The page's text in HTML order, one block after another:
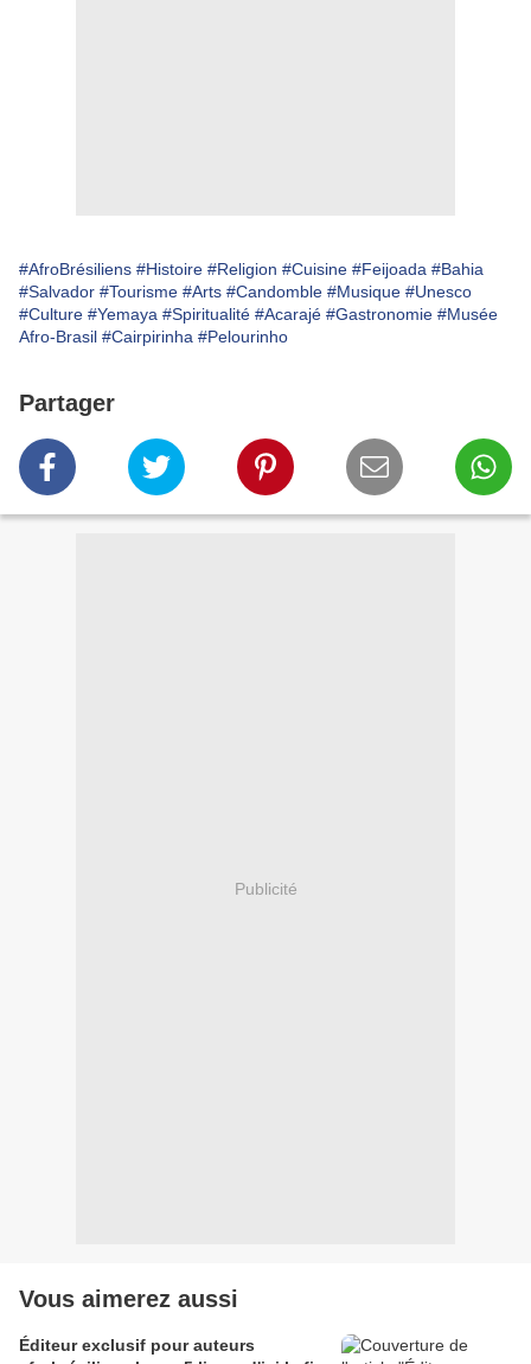
#AfroBrésiliens #Histoire #Religion #Cuisine #Feijoada #Bahia
#Salvador #Tourisme #Arts #Candomble #Musique #Unesco
#Culture #Yemaya #Spiritualité #Acarajé #Gastronomie #Musée
Afro-Brasil #Cairpirinha #Pelourinho
Partager
Publicité
Vous aimerez aussi
Éditeur exclusif pour auteurs